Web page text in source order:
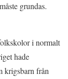
grundas.
i normalt
hade
krigsbarn från